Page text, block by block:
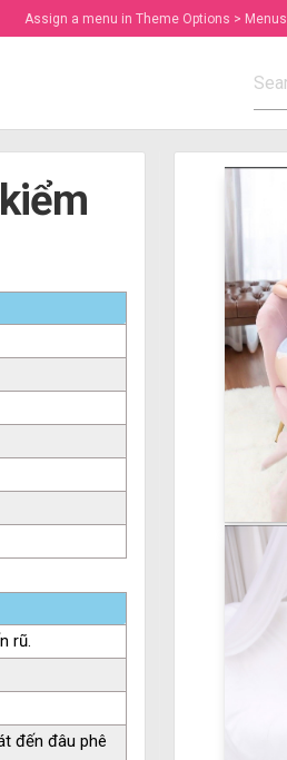
Assign a menu in Theme Options > Menus
rũ.
đến đâu phê